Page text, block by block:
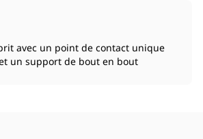
avec un point de contact unique
un support de bout en bout